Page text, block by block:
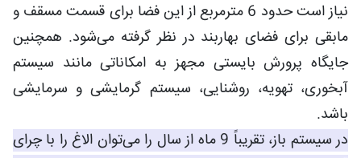
نیاز است حدود 6 مترمربع از این فضا برای قسمت مسقف و
مابقی برای فضای بهاربند در نظر گرفته می‌شود. همچنین
جایگاه پرورش بایستی مجهز به امکاناتی مانند سیستم
آبخوری، تهویه، روشنایی، سیستم گرمایشی و سرمایشی
باشد.
در سیستم باز، تقریباً 9 ماه از سال را می‌توان الاغ را با چرای